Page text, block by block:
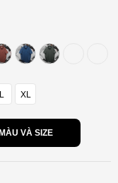
Seam Sealing
L XL
VÀ SIZE